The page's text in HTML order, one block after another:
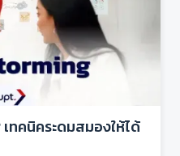
ทคนิคระดมสมองให้ได้